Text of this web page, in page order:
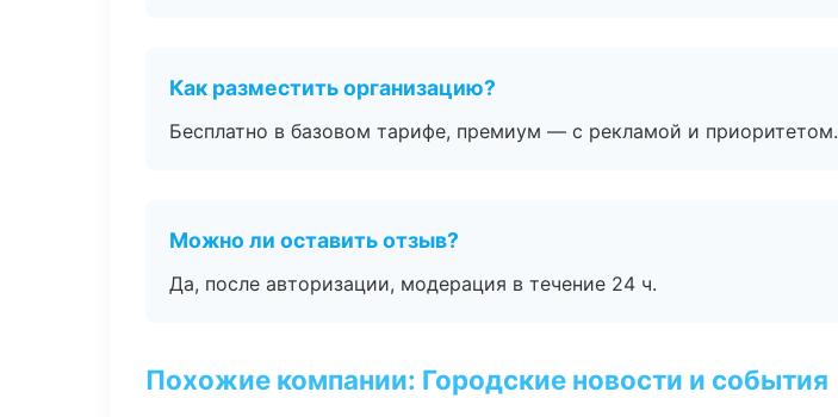
Как разместить организацию?
Бесплатно в базовом тарифе, премиум — с рекламой и приоритетом.
Можно ли оставить отзыв?
Да, после авторизации, модерация в течение 24 ч.
Похожие компании: Городские новости и события